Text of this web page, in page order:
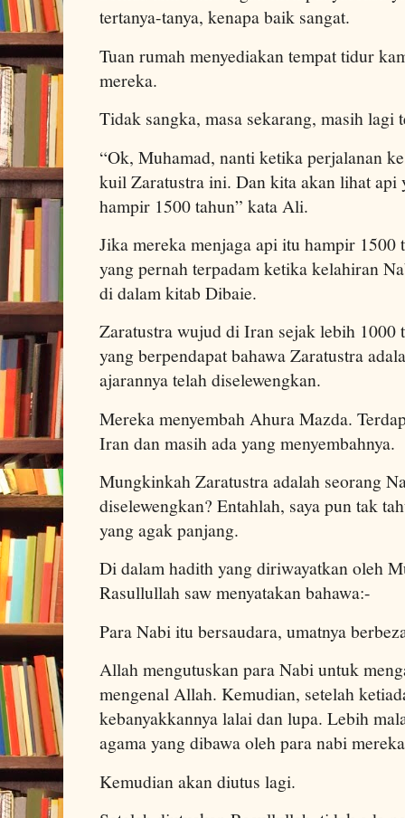
tertanya-tanya, kenapa baik sangat.
Tuan rumah menyediakan tempat tidur
mereka.
Tidak sangka, masa sekarang, masih lagi
“Ok, Muhamad, nanti ketika perjalanan
kuil Zaratustra ini. Dan kita akan lihat api
hampir 1500 tahun” kata Ali.
Jika mereka menjaga api itu hampir
yang pernah terpadam ketika kelahiran
di dalam kitab Dibaie.
Zaratustra wujud di Iran sejak lebih 1000
yang berpendapat bahawa Zaratustra
ajarannya telah diselewengkan.
Mereka menyembah Ahura Mazda.
Iran dan masih ada yang menyembahnya.
Mungkinkah Zaratustra adalah seorang
diselewengkan? Entahlah, saya pun tak
yang agak panjang.
Di dalam hadith yang diriwayatkan oleh
Rasullullah saw menyatakan bahawa:-
Para Nabi itu bersaudara, umatnya
Allah mengutuskan para Nabi untuk
mengenal Allah. Kemudian, setelah
kebanyakkannya lalai dan lupa. Lebih
agama yang dibawa oleh para nabi
Kemudian akan diutus lagi.